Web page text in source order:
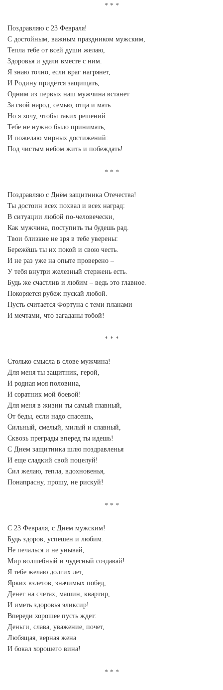
Поздравляю с 23 Февраля!
С достойным, важным праздником мужским,
Тепла тебе от всей души желаю,
Здоровья и удачи вместе с ним.
Я знаю точно, если враг нагрянет,
И Родину придётся защищать,
Одним из первых наш мужчина встанет
За свой народ, семью, отца и мать.
Но я хочу, чтобы таких решений
Тебе не нужно было принимать,
И пожелаю мирных достижений:
Под чистым небом жить и побеждать!
Поздравляю с Днём защитника Отечества!
Ты достоин всех похвал и всех наград:
В ситуации любой по-человечески,
Как мужчина, поступить ты будешь рад.
Твои близкие не зря в тебе уверены:
Бережёшь ты их покой и свою честь.
И не раз уже на опыте проверено –
У тебя внутри железный стержень есть.
Будь же счастлив и любим – ведь это главное.
Покоряется рубеж пускай любой.
Пусть считается Фортуна с теми планами
И мечтами, что загаданы тобой!
Столько смысла в слове мужчина!
Для меня ты защитник, герой,
И родная моя половина,
И соратник мой боевой!
Для меня в жизни ты самый главный,
От беды, если надо спасешь,
Сильный, смелый, милый и славный,
Сквозь преграды вперед ты идешь!
С Днем защитника шлю поздравленья
И еще сладкий свой поцелуй!
Сил желаю, тепла, вдохновенья,
Понапрасну, прошу, не рискуй!
С 23 Февраля, с Днем мужским!
Будь здоров, успешен и любим.
Не печалься и не унывай,
Мир волшебный и чудесный создавай!
Я тебе желаю долгих лет,
Ярких взлетов, значимых побед,
Денег на счетах, машин, квартир,
И иметь здоровья эликсир!
Впереди хорошее пусть ждет:
Деньги, слава, уважение, почет,
Любящая, верная жена
И бокал хорошего вина!